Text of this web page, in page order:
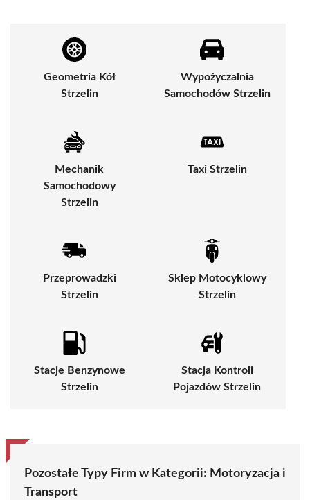
Geometria Kół
Strzelin
Wypożyczalnia
Samochodów Strzelin
Mechanik
Samochodowy
Strzelin
Taxi Strzelin
Przeprowadzki
Strzelin
Sklep Motocyklowy
Strzelin
Stacje Benzynowe
Strzelin
Stacja Kontroli
Pojazdów Strzelin
Pozostałe Typy Firm w Kategorii: Motoryzacja i
Transport